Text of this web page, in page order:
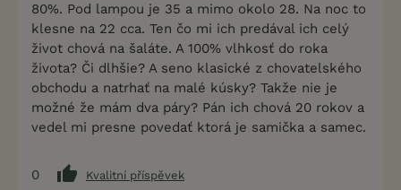
80%. Pod lampou je 35 a mimo okolo 28. Na noc to
klesne na 22 cca. Ten čo mi ich predával ich celý
život chová na šaláte. A 100% vlhkosť do roka
života? Či dlhšie? A seno klasické z chovatelského
obchodu a natrhať na malé kúsky? Takže nie je
možné že mám dva páry? Pán ich chová 20 rokov a
vedel mi presne povedať ktorá je samička a samec.
0
Kvalitní příspěvek